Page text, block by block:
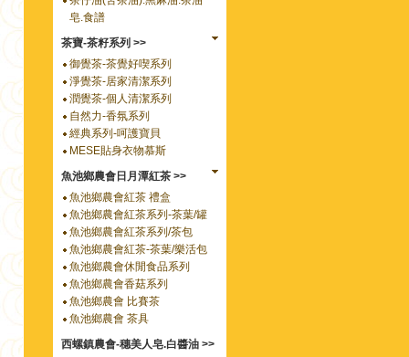
皂.食譜
茶寶-茶籽系列 >>
御覺茶-茶覺好喫系列
淨覺茶-居家清潔系列
潤覺茶-個人清潔系列
自然力-香氛系列
經典系列-呵護寶貝
MESE貼身衣物慕斯
魚池鄉農會日月潭紅茶 >>
魚池鄉農會紅茶 禮盒
魚池鄉農會紅茶系列-茶葉/罐
魚池鄉農會紅茶系列/茶包
魚池鄉農會紅茶-茶葉/樂活包
魚池鄉農會休閒食品系列
魚池鄉農會香菇系列
魚池鄉農會 比賽茶
魚池鄉農會 茶具
西螺鎮農會-穗美人皂.白醬油 >>